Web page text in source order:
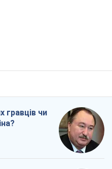
гравців чи